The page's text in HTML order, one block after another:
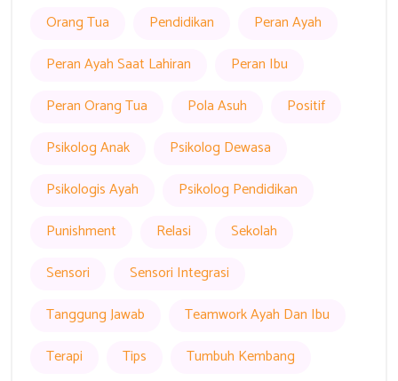
Orang Tua
Pendidikan
Peran Ayah
Peran Ayah Saat Lahiran
Peran Ibu
Peran Orang Tua
Pola Asuh
Positif
Psikolog Anak
Psikolog Dewasa
Psikologis Ayah
Psikolog Pendidikan
Punishment
Relasi
Sekolah
Sensori
Sensori Integrasi
Tanggung Jawab
Teamwork Ayah Dan Ibu
Terapi
Tips
Tumbuh Kembang